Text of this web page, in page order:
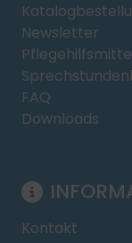
Newsletter
FAQ
Downloads
Kontakt